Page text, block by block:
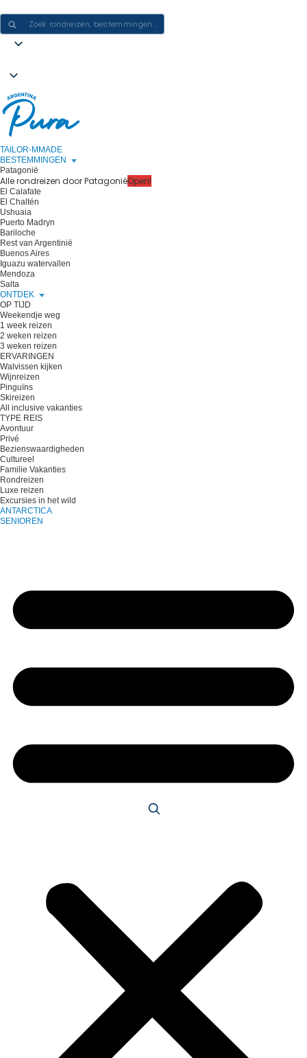
TAILOR-MMADE
BESTEMMINGEN
Patagonië
Alle rondreizen door PatagoniëOpen!
El Calafate
El Chaltén
Ushuaia
Puerto Madryn
Bariloche
Rest van Argentinië
Buenos Aires
Iguazu watervallen
Mendoza
Salta
ONTDEK
OP TIJD
Weekendje weg
1 week reizen
2 weken reizen
3 weken reizen
ERVARINGEN
Walvissen kijken
Wijnreizen
Pinguïns
Skireizen
All inclusive vakanties
TYPE REIS
Avontuur
Privé
Bezienswaardigheden
Cultureel
Familie Vakanties
Rondreizen
Luxe reizen
Excursies in het wild
ANTARCTICA
SENIOREN